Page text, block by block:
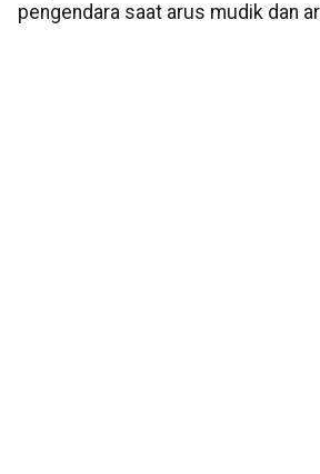
pengendara saat arus mudik dan